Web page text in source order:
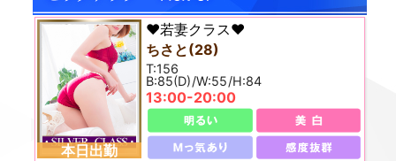
本日出勤
♥若妻クラス♥
ちさと 28
156
85(D)
55 84
13:00-20:00